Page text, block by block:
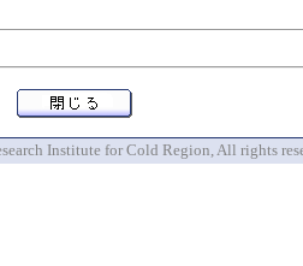
Institute for Cold Region, All rights